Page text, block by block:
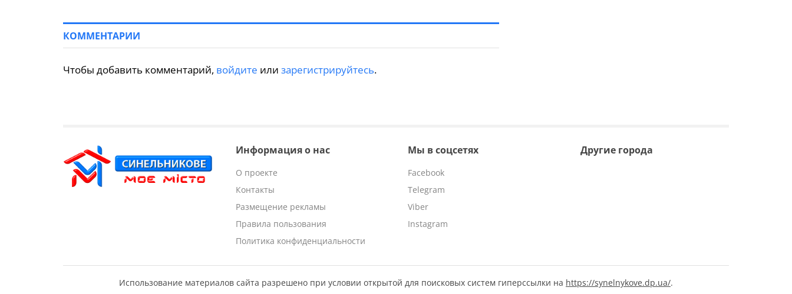
продолжаются
КОММЕНТАРИИ
Чтобы добавить комментарий, войдите или зарегистрируйтесь.
Информация о нас
О проекте
Контакты
Размещение рекламы
Правила пользования
Политика конфиденциальности
Мы в соцсетях
Facebook
Telegram
Viber
Instagram
Другие города
Использование материалов сайта разрешено при условии открытой для поисковых систем гиперссылки на https://synelnykove.dp.ua/.